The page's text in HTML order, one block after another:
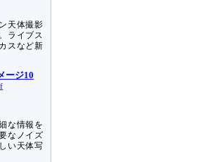
天体撮影
ライブス
スなど新
ージ10
な情報を
なノイズ
い天体写